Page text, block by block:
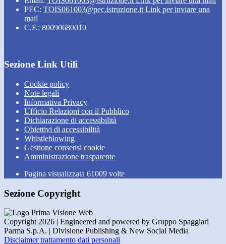
PEC: TOIS061003@pec.istruzione.it Link per inviare una
mail
C.F.: 80090680010
Sezione Link Utili
Cookie policy
Note legali
Informativa Privacy
Ufficio Relazioni con il Pubblico
Dichiarazione di accessibilità
Obiettivi di accessibilità
Whistleblowing
Gestione consensi cookie
Amministrazione trasparente
Pagina visualizzata 61009 volte
Sezione Copyright
Copyright 2026 | Engineered and powered by Gruppo Spaggiari
Parma S.p.A. | Divisione Publishing & New Social Media
Disclaimer trattamento dati personali